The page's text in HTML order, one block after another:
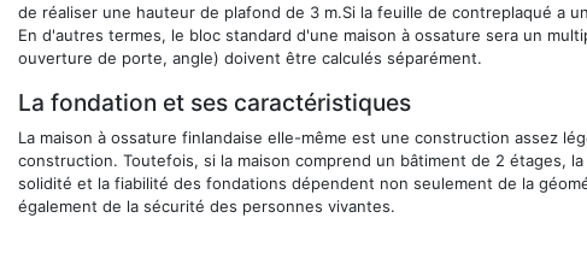
de réaliser une hauteur de plafond de 3 m.Si la feuille de contreplaqué a
En d'autres termes, le bloc standard d'une maison à ossature sera un
ouverture de porte, angle) doivent être calculés séparément.
La fondation et ses caractéristiques
La maison à ossature finlandaise elle-même est une construction assez
construction. Toutefois, si la maison comprend un bâtiment de 2 étages,
solidité et la fiabilité des fondations dépendent non seulement de la
également de la sécurité des personnes vivantes.